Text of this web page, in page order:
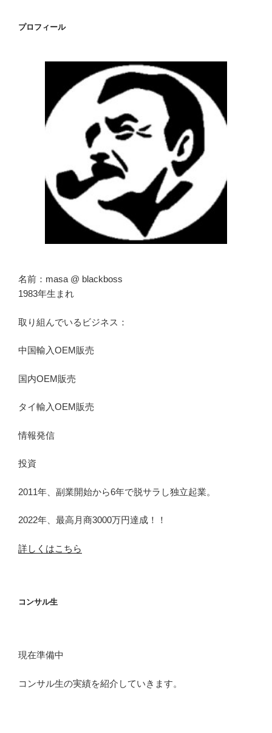
ン
プロフィール
名前：masa @ blackboss
1983年生まれ
取り組んでいるビジネス：
中国輸入OEM販売
国内OEM販売
タイ輸入OEM販売
情報発信
投資
2011年、副業開始から6年で脱サラし独立起業。
2022年、最高月商3000万円達成！！
詳しくはこちら
コンサル生
現在準備中
コンサル生の実績を紹介していきます。